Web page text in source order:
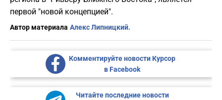
первой "новой концепцией".
Автор материала Алекс Липницкий.
Комментируйте новости Курсор
в Facebook
Читайте последние новости